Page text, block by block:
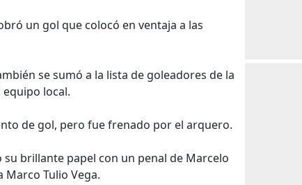
un gol que colocó en ventaja a las
se sumó a la lista de goleadores de la
local.
de gol, pero fue frenado por el arquero.
brillante papel con un penal de Marcelo
Marco Tulio Vega.